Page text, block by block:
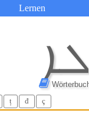
Lernen
ț đ ç